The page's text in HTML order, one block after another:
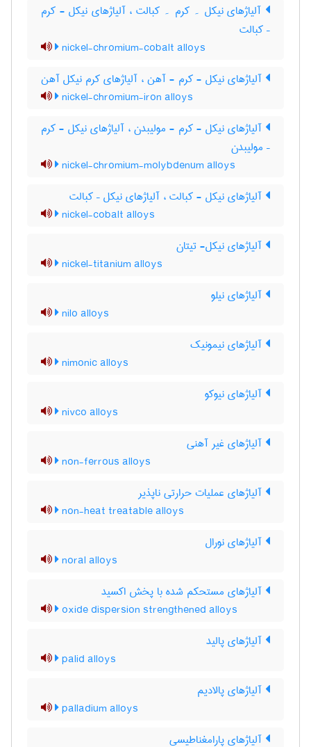
آلیاژهای نیکل ۔ کرم ۔ کبالت ، آلیاژهای نیکل - کرم
– کبالت
nickel-chromium-cobalt alloys
آلیاژهای نیکل - کرم - آهن ، آلیاژهای کرم نیکل آهن
nickel-chromium-iron alloys
آلیاژهای نیکل - کرم - مولیبدن ، آلیاژهای نیکل - کرم
– مولیبدن
nickel-chromium-molybdenum alloys
آلیاژهای نیکل - کبالت ، آلیاژهای نیکل – کبالت
nickel-cobalt alloys
آلیاژهای نیکل- تیتان
nickel-titanium alloys
آلیاژهای نیلو
nilo alloys
آلیاژهای نیمونیک
nimonic alloys
آلیاژهای نیوکو
nivco alloys
آلیاژهای غیر آهنی
non-ferrous alloys
آلیاژهای عملیات حرارتی ناپذیر
non-heat treatable alloys
آلیاژهای نورال
noral alloys
آلیاژهای مستحکم شده با پخش اکسید
oxide dispersion strengthened alloys
آلیاژهای پالید
palid alloys
آلیاژهای پالادیم
palladium alloys
آلیاژهای پارامغناطیسی